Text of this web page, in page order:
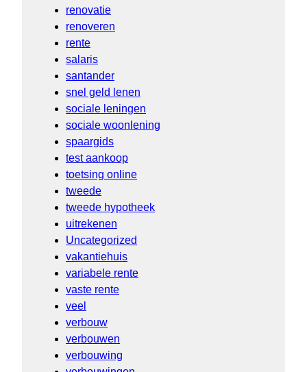
renovatie
renoveren
rente
salaris
santander
snel geld lenen
sociale leningen
sociale woonlening
spaargids
test aankoop
toetsing online
tweede
tweede hypotheek
uitrekenen
Uncategorized
vakantiehuis
variabele rente
vaste rente
veel
verbouw
verbouwen
verbouwing